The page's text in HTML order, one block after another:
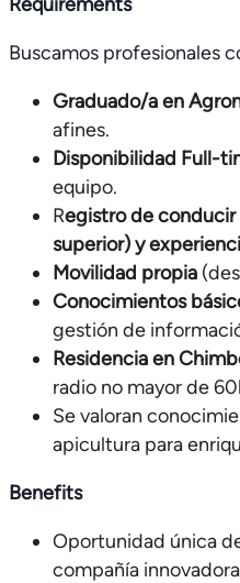
Buscamos profesionales
Graduado/a en
afines.
Disponibilidad Full-
equipo.
Registro de conducir
superior) y
Movilidad propia
Conocimientos
gestión de
Residencia en
radio no mayor de
Se valoran
apicultura para
Benefits
Oportunidad única
compañía